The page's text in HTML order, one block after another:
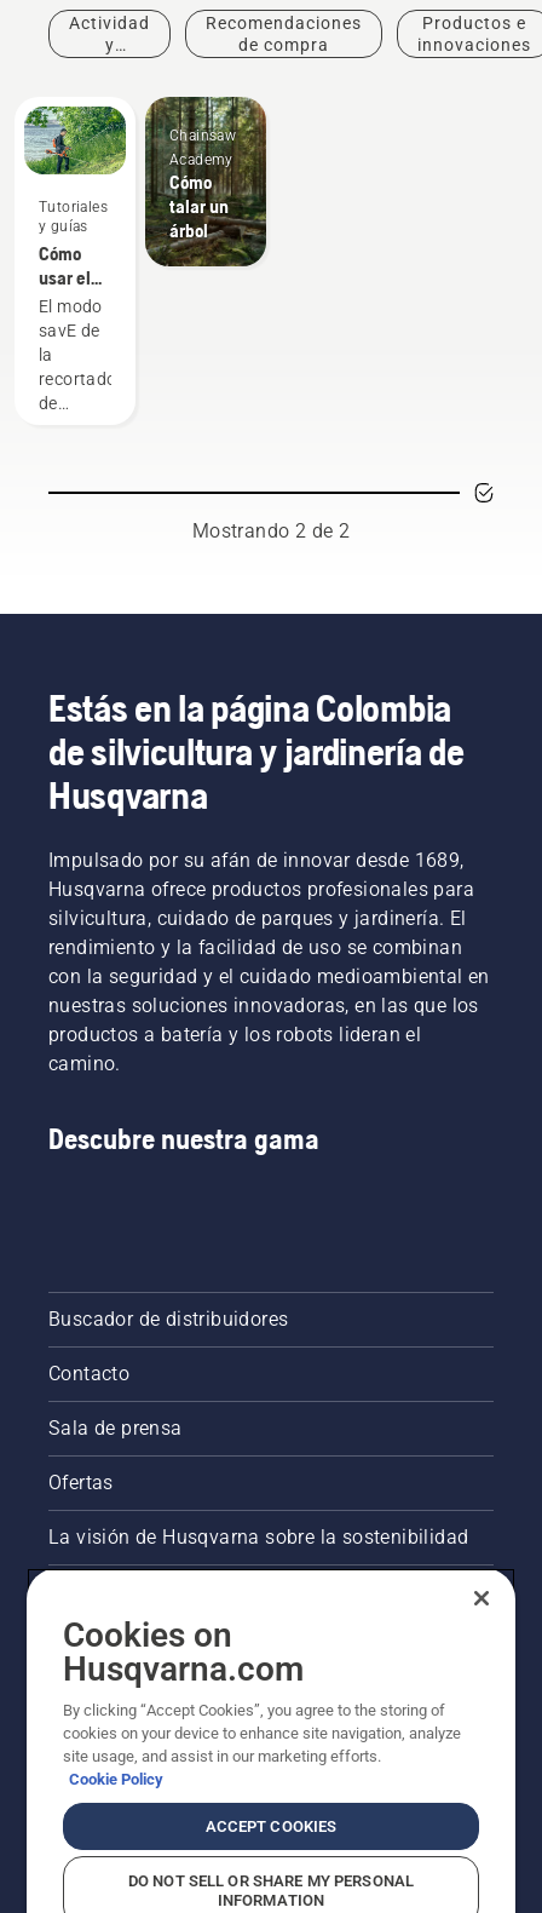
Actividad
y
Recomendaciones
de compra
Productos e
innovaciones
Tutoriales
y guías
Cómo
usar el
modo
savE en
tu
recortadora
de
El modo
savE de
la
recortadora
de
está
a la
máxima
aceleración,
al
tiempo
que
par para
permitir
al
usuario
preservar
la
duración
de la
batería
poco
densa.
en la
recortadora
a batería
para
desactivar
Chainsaw
Academy
Cómo
talar un
árbol
Mostrando 2 de 2
Estás en la página Colombia
de silvicultura y jardinería de
Husqvarna
Impulsado por su afán de innovar desde 1689,
Husqvarna ofrece productos profesionales para
silvicultura, cuidado de parques y jardinería. El
rendimiento y la facilidad de uso se combinan
con la seguridad y el cuidado medioambiental en
nuestras soluciones innovadoras, en las que los
productos a batería y los robots lideran el
camino.
Descubre nuestra gama
Buscador de distribuidores
Contacto
Sala de prensa
Ofertas
La visión de Husqvarna sobre la sostenibilidad
Otros sitios de Husqvarna
AlertLine/Canal de Denúncias
Cookies on
Husqvarna.com
By clicking “Accept Cookies”, you agree to the storing of
cookies on your device to enhance site navigation, analyze
site usage, and assist in our marketing efforts.
Cookie Policy
ACCEPT COOKIES
DO NOT SELL OR SHARE MY PERSONAL
INFORMATION